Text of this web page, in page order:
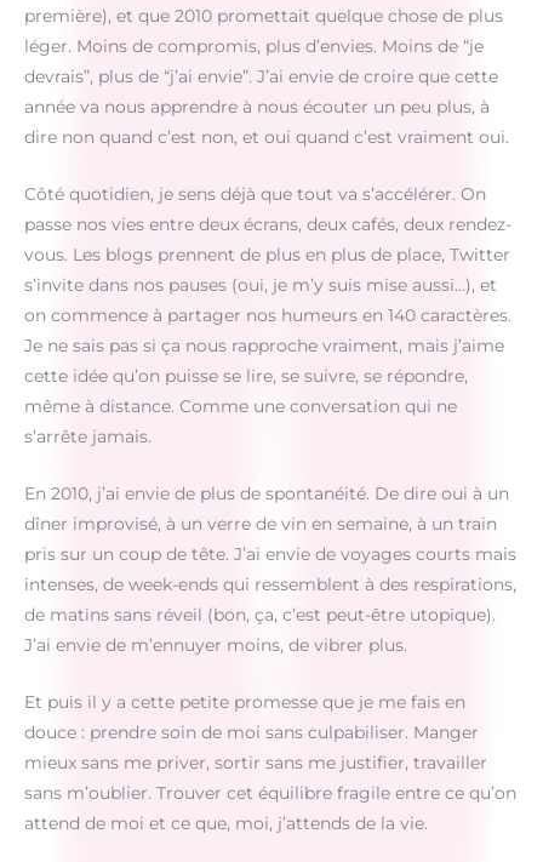
première), et que 2010 promettait quelque chose de plus
léger. Moins de compromis, plus d’envies. Moins de “je
devrais”, plus de “j’ai envie”. J’ai envie de croire que cette
année va nous apprendre à nous écouter un peu plus, à
dire non quand c’est non, et oui quand c’est vraiment oui.
Côté quotidien, je sens déjà que tout va s’accélérer. On
passe nos vies entre deux écrans, deux cafés, deux rendez-
vous. Les blogs prennent de plus en plus de place, Twitter
s’invite dans nos pauses (oui, je m’y suis mise aussi…), et
on commence à partager nos humeurs en 140 caractères.
Je ne sais pas si ça nous rapproche vraiment, mais j’aime
cette idée qu’on puisse se lire, se suivre, se répondre,
même à distance. Comme une conversation qui ne
s’arrête jamais.
En 2010, j’ai envie de plus de spontanéité. De dire oui à un
dîner improvisé, à un verre de vin en semaine, à un train
pris sur un coup de tête. J’ai envie de voyages courts mais
intenses, de week-ends qui ressemblent à des respirations,
de matins sans réveil (bon, ça, c’est peut-être utopique).
J’ai envie de m’ennuyer moins, de vibrer plus.
Et puis il y a cette petite promesse que je me fais en
douce : prendre soin de moi sans culpabiliser. Manger
mieux sans me priver, sortir sans me justifier, travailler
sans m’oublier. Trouver cet équilibre fragile entre ce qu’on
attend de moi et ce que, moi, j’attends de la vie.